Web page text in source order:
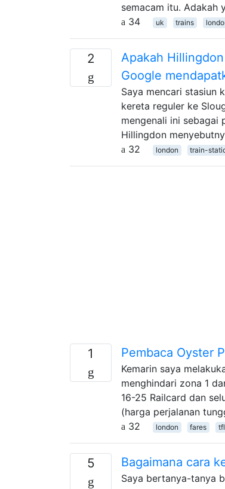
semacam itu. Adakah
34
uk trains
2
Apakah
Google
Saya mencari stasiun
kereta reguler ke
mengenali ini sebagai
Hillingdon
32
london train-
1 Pembaca Oyster
Kemarin saya
menghindari zona 1
16-25 Railcard dan
(harga perjalanan
32
london fares tfl
5 Bagaimana cara
Saya bertanya-tanya